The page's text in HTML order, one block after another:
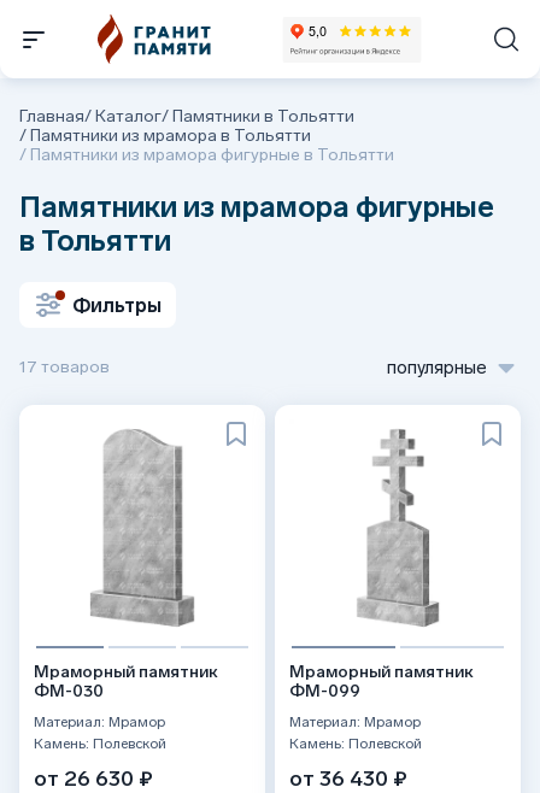
Главная/Каталог/Памятники в Тольятти
/Памятники из мрамора в Тольятти
/ Памятники из мрамора фигурные в Тольятти
Памятники из мрамора фигурные
в Тольятти
Фильтры
17 товаров популярные
Мраморный памятник
ФМ-030
Материал: Мрамор
Камень: Полевской
от 26 630 ₽
Мраморный памятник
ФМ-099
Материал: Мрамор
Камень: Полевской
от 36 430 ₽